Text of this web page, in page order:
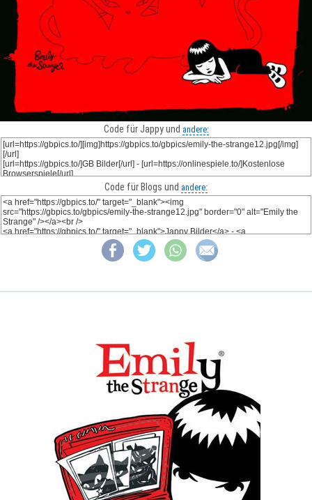
Code für Jappy und andere:
Code für Blogs und andere: